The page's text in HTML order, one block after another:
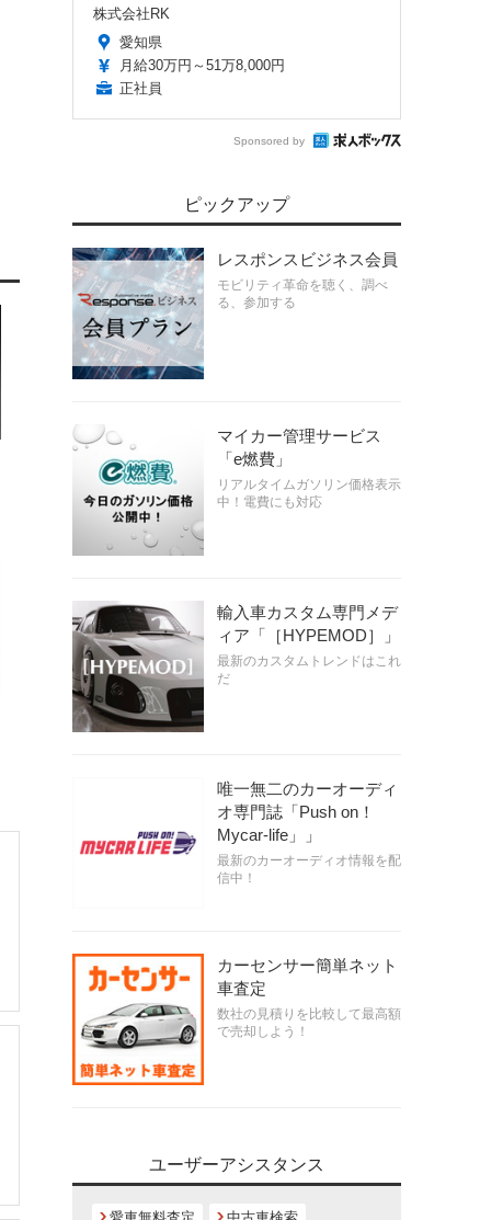
株式会社RK
愛知県
月給30万円～51万8,000円
正社員
Sponsored by
ピックアップ
レスポンスビジネス会員
モビリティ革命を聴く、調べ
る、参加する
マイカー管理サービス
「e燃費」
リアルタイムガソリン価格表示
中！電費にも対応
輸入車カスタム専門メデ
ィア「［HYPEMOD］」
最新のカスタムトレンドはこれ
だ
唯一無二のカーオーディ
オ専門誌「Push on！
Mycar-life」」
最新のカーオーディオ情報を配
信中！
カーセンサー簡単ネット
車査定
数社の見積りを比較して最高額
で売却しよう！
ユーザーアシスタンス